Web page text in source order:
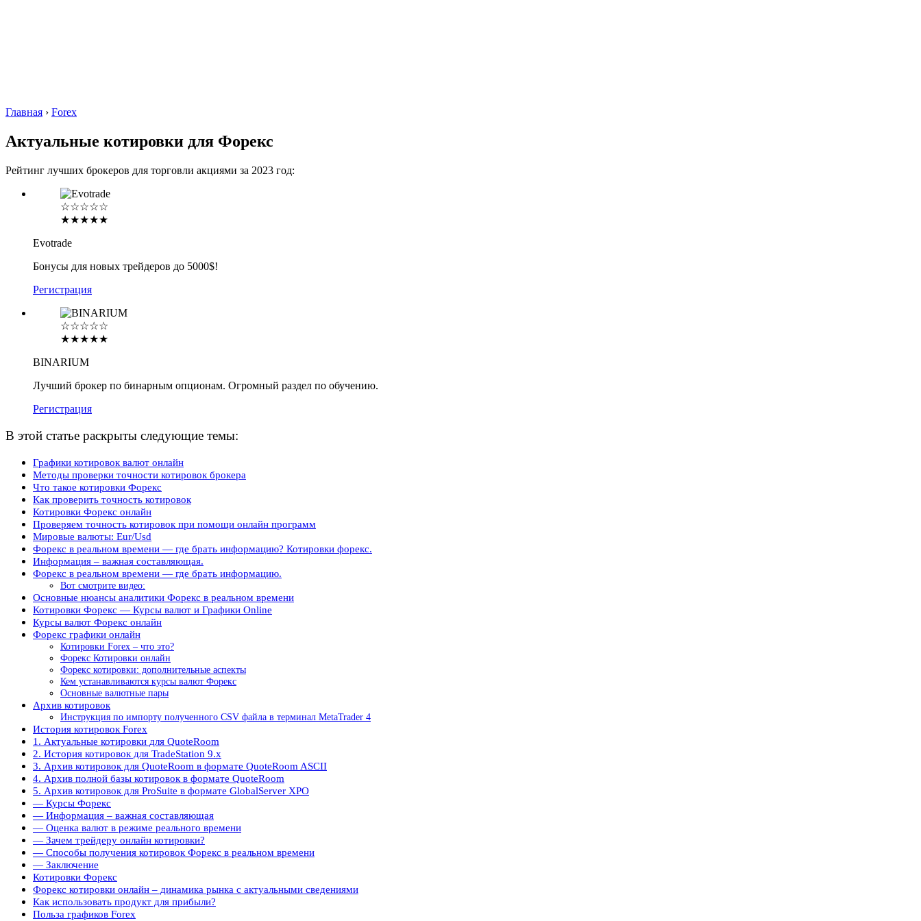
Главная › Forex
Актуальные котировки для Форекс
Рейтинг лучших брокеров для торговли акциями за 2023 год:
☆☆☆☆☆
★★★★★
Evotrade
Бонусы для новых трейдеров до 5000$!
Регистрация
☆☆☆☆☆
★★★★★
BINARIUM
Лучший брокер по бинарным опционам. Огромный раздел по обучению.
Регистрация
В этой статье раскрыты следующие темы:
Графики котировок валют онлайн
Методы проверки точности котировок брокера
Что такое котировки Форекс
Как проверить точность котировок
Котировки Форекс онлайн
Проверяем точность котировок при помощи онлайн программ
Мировые валюты: Eur/Usd
Форекс в реальном времени — где брать информацию? Котировки форекс.
Информация – важная составляющая.
Форекс в реальном времени — где брать информацию.
Вот смотрите видео:
Основные нюансы аналитики Форекс в реальном времени
Котировки Форекс — Курсы валют и Графики Online
Курсы валют Форекс онлайн
Форекс графики онлайн
Котировки Forex – что это?
Форекс Котировки онлайн
Форекс котировки: дополнительные аспекты
Кем устанавливаются курсы валют Форекс
Основные валютные пары
Архив котировок
Инструкция по импорту полученного CSV файла в терминал MetaTrader 4
История котировок Forex
1. Актуальные котировки для QuoteRoom
2. История котировок для TradeStation 9.х
3. Архив котировок для QuoteRoom в формате QuoteRoom ASCII
4. Архив полной базы котировок в формате QuoteRoom
5. Архив котировок для ProSuite в формате GlobalServer XPO
— Курсы Форекс
— Информация – важная составляющая
— Оценка валют в режиме реального времени
— Зачем трейдеру онлайн котировки?
— Способы получения котировок Форекс в реальном времени
— Заключение
Котировки Форекс
Форекс котировки онлайн – динамика рынка с актуальными сведениями
Как использовать продукт для прибыли?
Польза графиков Forex